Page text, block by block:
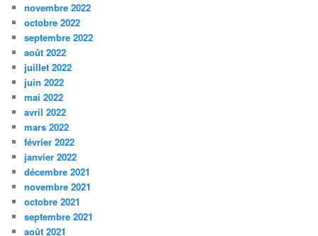
novembre 2022
octobre 2022
septembre 2022
août 2022
juillet 2022
juin 2022
mai 2022
avril 2022
mars 2022
février 2022
janvier 2022
décembre 2021
novembre 2021
octobre 2021
septembre 2021
août 2021